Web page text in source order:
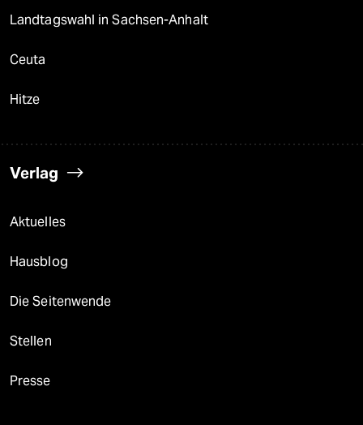
Landtagswahl in Sachsen-Anhalt
Ceuta
Hitze
Verlag
Aktuelles
Hausblog
Die Seitenwende
Stellen
Presse